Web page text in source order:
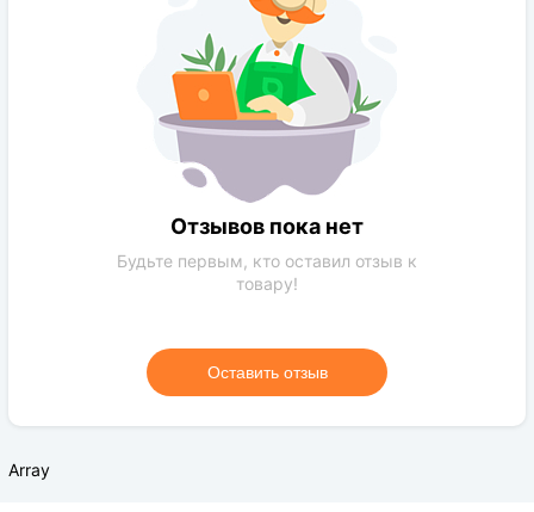
Требования к грунту:
обычная почва,чернозем
Отзывов пока нет
Будьте первым, кто оставил отзыв к
товару!
Оставить отзыв
Array